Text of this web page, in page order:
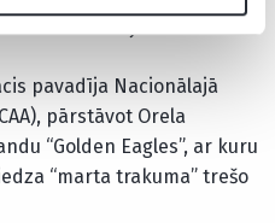
raksturoja Lācis.
pavadīja Nacionālajā
pārstāvot Orela
“Golden Eagles”, ar kuru
“marta trakuma” trešo